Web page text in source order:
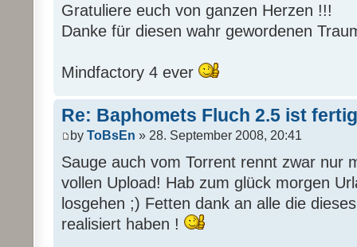
Gratuliere euch von ganzen Herzen !!!
Danke für diesen wahr gewordenen
Mindfactory 4 ever
Re: Baphomets Fluch 2.5 ist fertig
by ToBsEn » 28. September 2008, 20:41
Sauge auch vom Torrent rennt zwar nur
vollen Upload! Hab zum glück morgen
losgehen ;) Fetten dank an alle die
realisiert haben !